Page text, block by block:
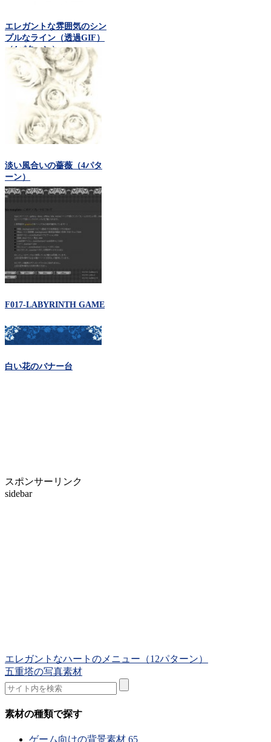
エレガントな雰囲気のシン
プルなライン（透過GIF）
（4パターン）
淡い風合いの薔薇（4パタ
ーン）
F017-LABYRINTH GAME
白い花のバナー台
スポンサーリンク
sidebar
エレガントなハートのメニュー（12パターン）
五重塔の写真素材
素材の種類で探す
ゲーム向けの背景素材 65